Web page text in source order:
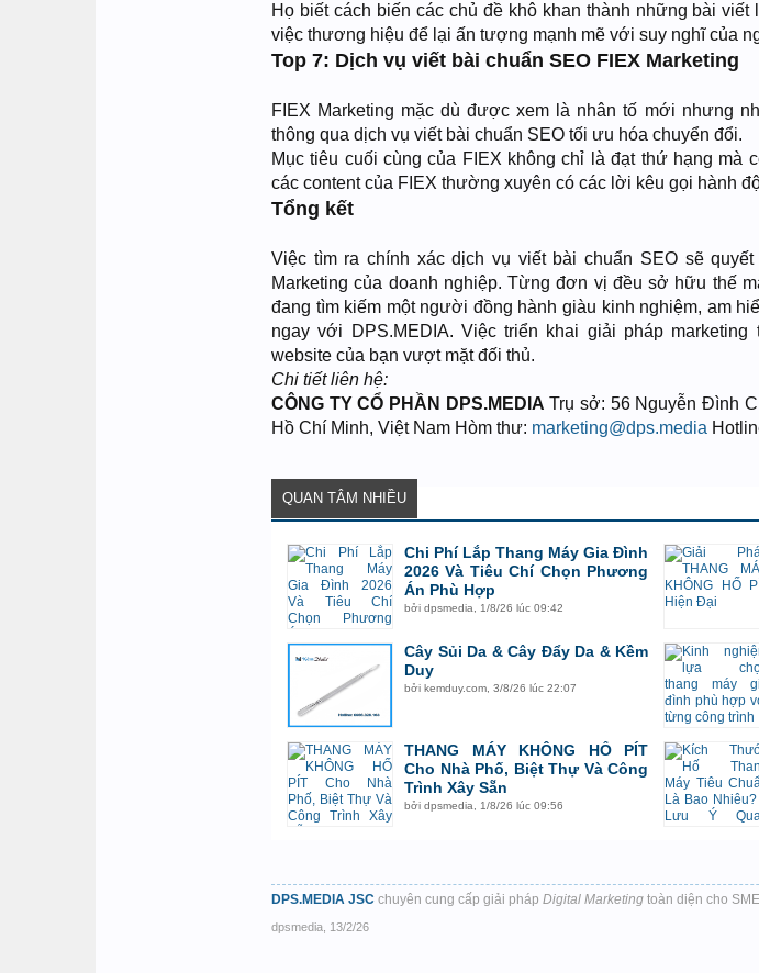
Họ biết cách biến các chủ đề khô khan thành những bài
việc thương hiệu để lại ấn tượng mạnh mẽ với suy nghĩ của
Top 7: Dịch vụ viết bài chuẩn SEO FIEX Marketing
FIEX Marketing mặc dù được xem là nhân tố mới nhưng
thông qua dịch vụ viết bài chuẩn SEO tối ưu hóa chuyển đổi.
Mục tiêu cuối cùng của FIEX không chỉ là đạt thứ hạng mà
các content của FIEX thường xuyên có các lời kêu gọi hành
Tổng kết
Việc tìm ra chính xác dịch vụ viết bài chuẩn SEO sẽ
Marketing của doanh nghiệp. Từng đơn vị đều sở hữu thế
đang tìm kiếm một người đồng hành giàu kinh nghiệm, am
ngay với DPS.MEDIA. Việc triển khai giải pháp
website của bạn vượt mặt đối thủ.
Chi tiết liên hệ:
CÔNG TY CỔ PHẦN DPS.MEDIA Trụ sở: 56 Nguyễn Đình
Hồ Chí Minh, Việt Nam Hòm thư: marketing@dps.media
QUAN TÂM NHIỀU
Chi Phí Lắp Thang Máy Gia Đình
2026 Và Tiêu Chí Chọn Phương
Án Phù Hợp
bởi dpsmedia 1/8/26 lúc 09:42
Cây Sủi Da & Cây Đẩy Da & Kềm
Duy
bởi kemduy.com 3/8/26 lúc 22:07
THANG MÁY KHÔNG HỐ PÍT
Cho Nhà Phố, Biệt Thự Và Công
Trình Xây Sẵn
bởi dpsmedia 1/8/26 lúc 09:56
DPS.MEDIA JSC chuyên cung cấp giải pháp Digital Marketing toàn diện cho
dpsmedia 13/2/26